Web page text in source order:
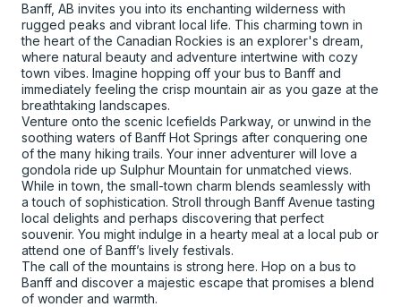
Banff, AB invites you into its enchanting wilderness with
rugged peaks and vibrant local life. This charming town in
the heart of the Canadian Rockies is an explorer's dream,
where natural beauty and adventure intertwine with cozy
town vibes. Imagine hopping off your bus to Banff and
immediately feeling the crisp mountain air as you gaze at the
breathtaking landscapes.
Venture onto the scenic Icefields Parkway, or unwind in the
soothing waters of Banff Hot Springs after conquering one
of the many hiking trails. Your inner adventurer will love a
gondola ride up Sulphur Mountain for unmatched views.
While in town, the small-town charm blends seamlessly with
a touch of sophistication. Stroll through Banff Avenue tasting
local delights and perhaps discovering that perfect
souvenir. You might indulge in a hearty meal at a local pub or
attend one of Banff’s lively festivals.
The call of the mountains is strong here. Hop on a bus to
Banff and discover a majestic escape that promises a blend
of wonder and warmth.